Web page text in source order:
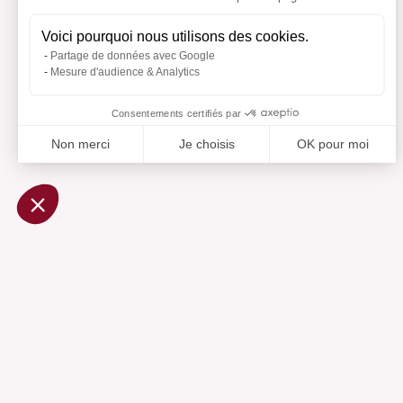
Voici pourquoi nous utilisons des cookies.
Partage de données avec Google
Mesure d'audience & Analytics
Consentements certifiés par
Non merci Je choisis OK pour moi
Notre plateforme vous permet d'adapter et de gérer vos